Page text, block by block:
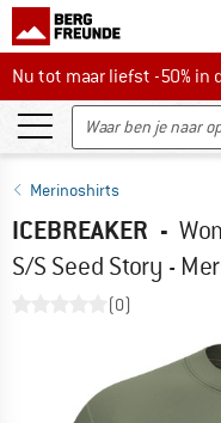
Nu tot maar liefst -50% in
Nu tot maar liefst -50%
Merinoshirts
ICEBREAKER -
S/S Seed Story -
(0)